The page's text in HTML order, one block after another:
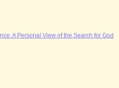
A Personal View of the Search for God